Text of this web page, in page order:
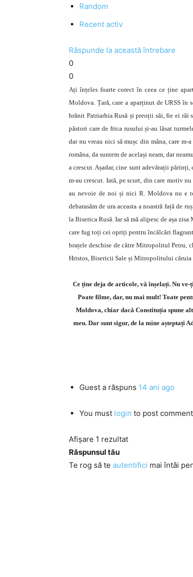
Random
Recent activ
Răspunde la această întrebare
0
0
Ați înțeles foarte corect în ceea ce ține
Moldova. Țară, care a aparținut de URSS în
hrănit Patriarhia Rusă și preoții săi, fie ei răi
păstori care de frica rusului și-au lăsat
dar nu vreau nici să mușc din mâna, care
româna, da suntem de același neam, dar
a crescut. Așadar, cine sunt adevărații
m-au crescut. Iată, pe scurt, din care motiv
au nevoie de noi și nici R. Moldova nu e
debarasăm de ura aceasta a noastră față de
la Biserica Rusă. Iar să mă alipesc de așa
care fug toți cei opriți pentru încălcări
brațele deschise de către Mitropolitul Petru,
Hristos, Bisericii Sale și Mitropolitului căruia
Ce ține deja de articole, vă înșelați. Nu
Poate filme, dar, nu mai mult! Toate
Moldova, chiar dacă Constituția spune
meu. Dar sunt sigur, de la mine așteptați
Guest a răspuns 14 ani ago
You must login to post
Afișare 1 rezultat
Răspunsul tău
Te rog să te autentifici mai întâi